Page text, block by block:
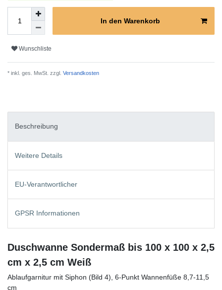
In den Warenkorb
Wunschliste
* inkl. ges. MwSt. zzgl. Versandkosten
Beschreibung
Weitere Details
EU-Verantwortlicher
GPSR Informationen
Duschwanne Sondermaß bis 100 x 100 x 2,5
cm x 2,5 cm Weiß
Ablaufgarnitur mit Siphon (Bild 4), 6-Punkt Wannenfüße 8,7-11,5
cm